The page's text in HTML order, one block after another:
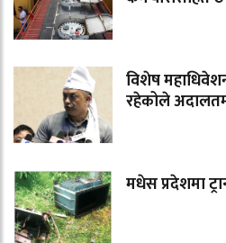
विशेष
रहेकोले
मधेस प्रदेशमा